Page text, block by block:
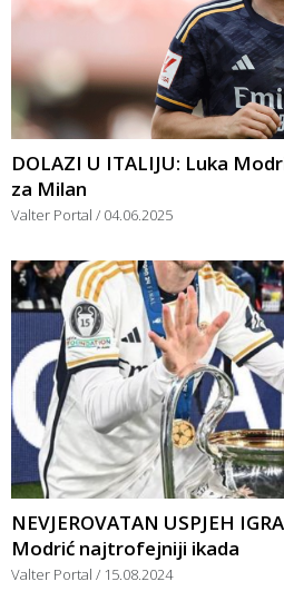
DOLAZI U ITALIJU: Luka
za Milan
Valter Portal 04.06.2025
NEVJEROVATAN USPJEH
Modrić najtrofejniji ikada
Valter Portal 15.08.2024